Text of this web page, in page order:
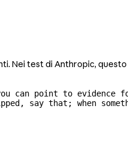
Nei test di Anthropic,
can point to
say that; when